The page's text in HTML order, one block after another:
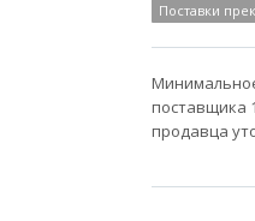
Поставки
поставщика
продавца